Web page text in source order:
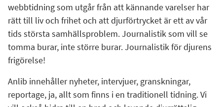
webbtidning som utgår från att kännande varelser har
rätt till liv och frihet och att djurförtrycket är ett av vår
tids största samhällsproblem. Journalistik som vill se
tomma burar, inte större burar. Journalistik för djurens
frigörelse!
Anlib innehåller nyheter, intervjuer, granskningar,
reportage, ja, allt som finns i en traditionell tidning. Vi